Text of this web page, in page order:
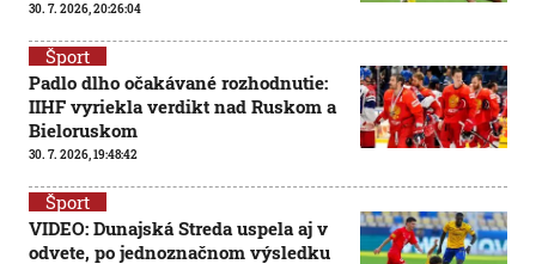
30. 7. 2026, 20:26:04
Šport
Padlo dlho očakávané rozhodnutie:
IIHF vyriekla verdikt nad Ruskom a
Bieloruskom
30. 7. 2026, 19:48:42
Šport
VIDEO: Dunajská Streda uspela aj v
odvete, po jednoznačnom výsledku